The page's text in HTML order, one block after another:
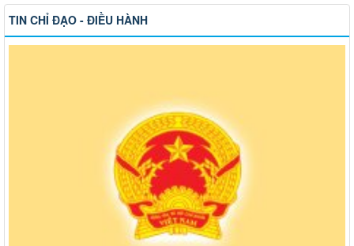
TIN CHỈ ĐẠO - ĐIỀU HÀNH